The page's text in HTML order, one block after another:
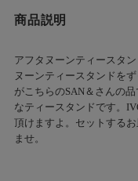
商品説明
アフタヌーンティースタ
ヌーンティースタンドを
がこちらのSAN＆さんの
なティースタンドです。
頂けますよ。セットする
ませ。